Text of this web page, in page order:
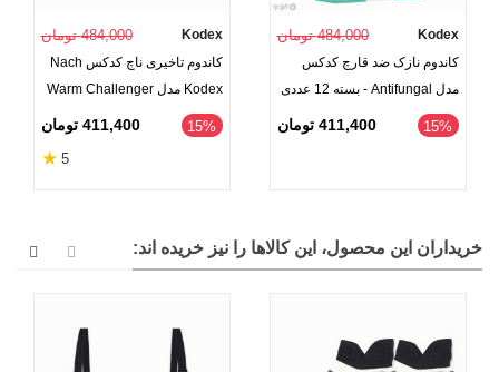
Kodex 484,000 تومان
کاندوم نازک ضد قارچ کدکس
مدل Antifungal - بسته 12 عددی
‎15% 411,400 تومان
Kodex 484,000 تومان
کاندوم تاخیری ناچ کدکس Nach
Kodex مدل Warm Challenger
5 IN 1 - بسته 12 عددی
‎15% 411,400 تومان
5
★
خریداران این محصول، این کالاها را نیز خریده اند: